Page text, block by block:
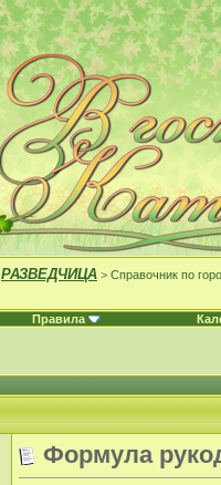
РАЗВЕДЧИЦА > Справочник по
Правила
Формула